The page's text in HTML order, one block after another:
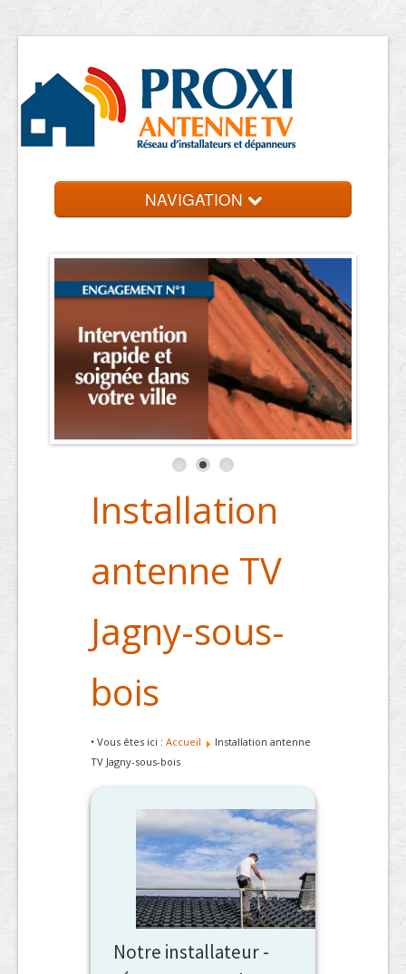
NAVIGATION
Entreprise près de chez vous
Installation
antenne TV
Jagny-sous-
bois
• Vous êtes ici : Accueil
Installation antenne
TV Jagny-sous-bois
Notre installateur -